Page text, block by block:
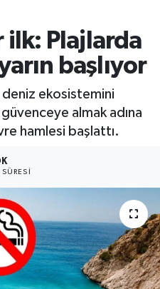
Plajlarda
başlıyor
ekosistemini
güvenceye almak adına
hamlesi başlattı.